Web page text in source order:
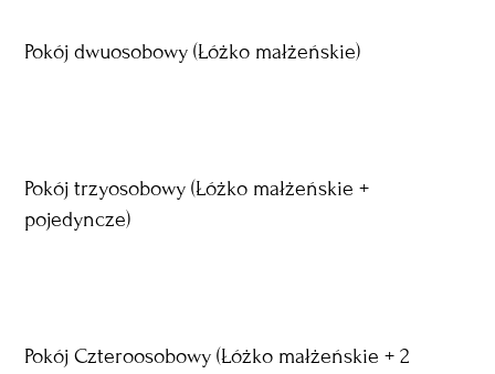
Pokój dwuosobowy (Łóżko małżeńskie)
Pokój trzyosobowy (Łóżko małżeńskie +
pojedyncze)
Pokój Czteroosobowy (Łóżko małżeńskie + 2